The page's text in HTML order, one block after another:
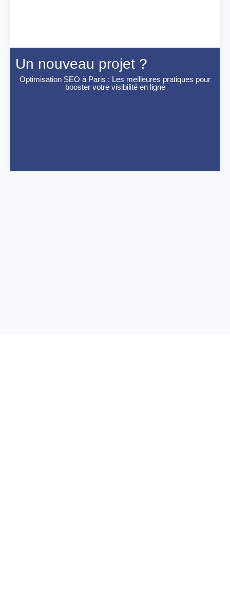
Un nouveau projet ?
Optimisation SEO à Paris : Les meilleures pratiques pour
booster votre visibilité en ligne